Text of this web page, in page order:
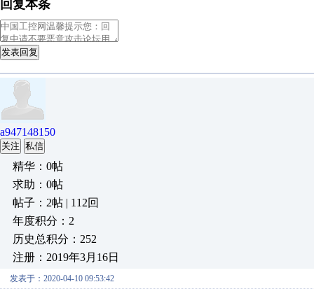
回复本条
发表回复
a947148150
关注 私信
精华：0帖
求助：0帖
帖子：2帖 | 112回
年度积分：2
历史总积分：252
注册：2019年3月16日
发表于：2020-04-10 09:53:42